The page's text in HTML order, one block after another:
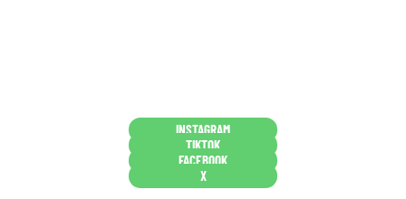
INSTAGRAM
TIKTOK
FACEBOOK
X